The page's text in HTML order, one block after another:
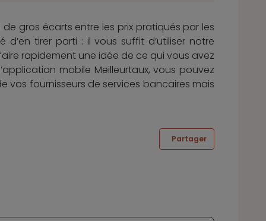
gros écarts entre les prix pratiqués par les
d’en tirer parti : il vous suffit d’utiliser notre
rapidement une idée de ce qui vous avez
mobile Meilleurtaux, vous pouvez
vos fournisseurs de services bancaires mais
Partager